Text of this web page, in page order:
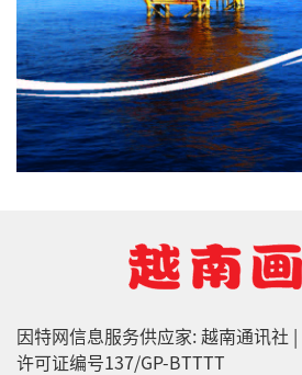
因特网信息服务供应家: 越南通讯社
许可证编号137/GP-BTTTT